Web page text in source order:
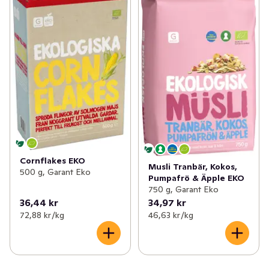
Cornflakes EKO
500 g, Garant Eko
36,44 kr
72,88 kr /kg
Musli Tranbär, Kokos,
Pumpafrö & Äpple EKO
750 g, Garant Eko
34,97 kr
46,63 kr /kg